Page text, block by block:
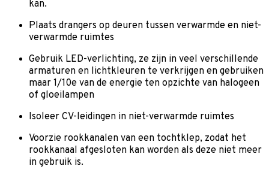
kan.
Plaats drangers op deuren tussen verwarmde en niet-
verwarmde ruimtes
Gebruik LED-verlichting, ze zijn in veel verschillende
armaturen en lichtkleuren te verkrijgen en gebruiken
maar 1/10e van de energie ten opzichte van halogeen
of gloeilampen
Isoleer CV-leidingen in niet-verwarmde ruimtes
Voorzie rookkanalen van een tochtklep, zodat het
rookkanaal afgesloten kan worden als deze niet meer
in gebruik is.